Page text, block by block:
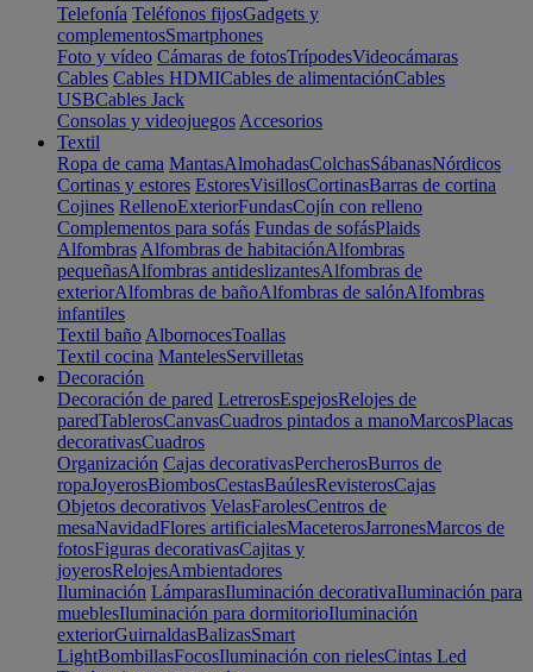
Telefonía Teléfonos fijosGadgets y
complementosSmartphones
Foto y vídeo Cámaras de fotosTrípodesVideocámaras
Cables Cables HDMICables de alimentaciónCables
USBCables Jack
Consolas y videojuegos Accesorios
Textil
Ropa de cama MantasAlmohadasColchasSábanasNórdicos
Cortinas y estores EstoresVisillosCortinasBarras de cortina
Cojines RellenoExteriorFundasCojín con relleno
Complementos para sofás Fundas de sofásPlaids
Alfombras Alfombras de habitaciónAlfombras
pequeñasAlfombras antideslizantesAlfombras de
exteriorAlfombras de bañoAlfombras de salónAlfombras
infantiles
Textil baño AlbornocesToallas
Textil cocina MantelesServilletas
Decoración
Decoración de pared LetrerosEspejosRelojes de
paredTablerosCanvasCuadros pintados a manoMarcosPlacas
decorativasCuadros
Organización Cajas decorativasPercherosBurros de
ropaJoyerosBiombosCestasBaúlesRevisterosCajas
Objetos decorativos VelasFarolesCentros de
mesaNavidadFlores artificialesMaceterosJarronesMarcos de
fotosFiguras decorativasCajitas y
joyerosRelojesAmbientadores
Iluminación LámparasIluminación decorativaIluminación para
mueblesIluminación para dormitorioIluminación
exteriorGuirnaldasBalizasSmart
LightBombillasFocosIluminación con rielesCintas Led